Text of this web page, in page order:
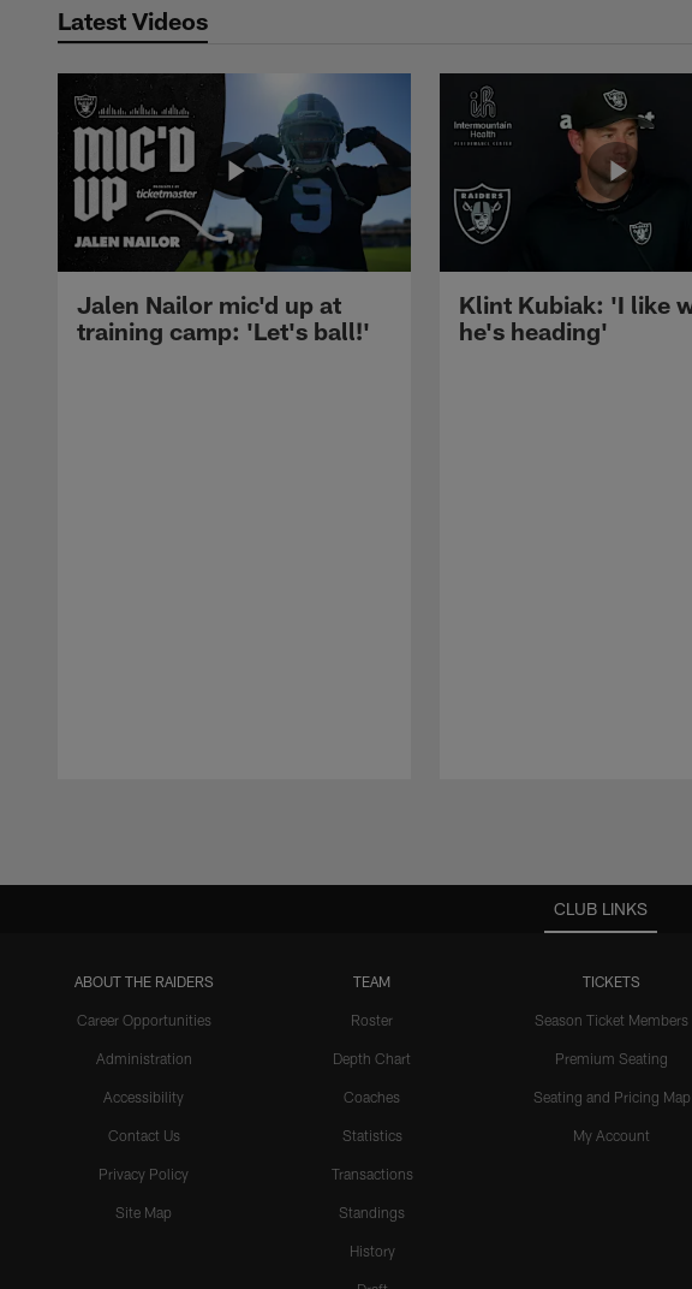
Latest Videos
Jalen Nailor mic'd up at
training camp: 'Let's ball!'
Klint Kubiak: 'I like
he's heading'
CLUB LINKS
ABOUT THE RAIDERS
Career Opportunities
Administration
Accessibility
Contact Us
Privacy Policy
Site Map
TEAM
Roster
Depth Chart
Coaches
Statistics
Transactions
Standings
History
TICKETS
Season Ticket Members
Premium Seating
Seating and Pricing Map
My Account